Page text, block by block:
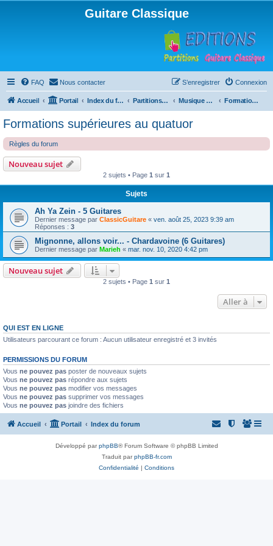
Guitare Classique
FAQ Nous contacter Connexion
S’enregistrer
Accueil Portail Index du forum Partitions pour guitare en libre téléchargement Musique d'ensemble Formations supérieures au quatuor
Formations supérieures au quatuor
Règles du forum
Nouveau sujet
2 sujets • Page 1 sur 1
Sujets
Ah Ya Zein - 5 Guitares
Dernier message par ClassicGuitare « ven. août 25, 2023 9:39 am
Réponses : 3
Mignonne, allons voir... - Chardavoine (6 Guitares)
Dernier message par Marieh « mar. nov. 10, 2020 4:42 pm
Nouveau sujet
2 sujets • Page 1 sur 1
Aller à
QUI EST EN LIGNE
Utilisateurs parcourant ce forum : Aucun utilisateur enregistré et 3 invités
PERMISSIONS DU FORUM
Vous ne pouvez pas poster de nouveaux sujets
Vous ne pouvez pas répondre aux sujets
Vous ne pouvez pas modifier vos messages
Vous ne pouvez pas supprimer vos messages
Vous ne pouvez pas joindre des fichiers
Accueil Portail Index du forum
Développé parphpBB® Forum Software © phpBB Limited
Traduit parphpBB-fr.com
Confidentialité | Conditions